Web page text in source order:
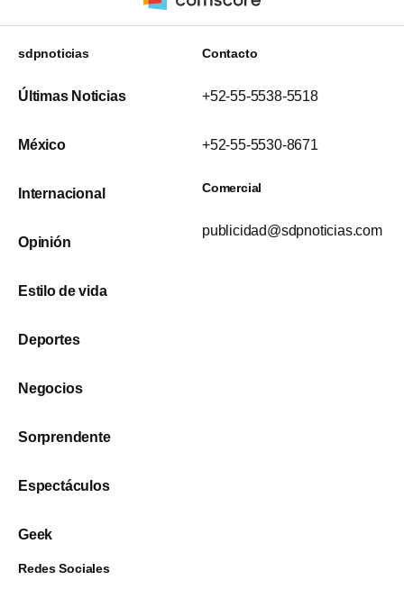
sdpnoticias
Últimas Noticias
México
Internacional
Opinión
Estilo de vida
Deportes
Negocios
Sorprendente
Espectáculos
Geek
Contacto
+52-55-5538-5518
+52-55-5530-8671
Comercial
publicidad@sdpnoticias.com
Redes Sociales